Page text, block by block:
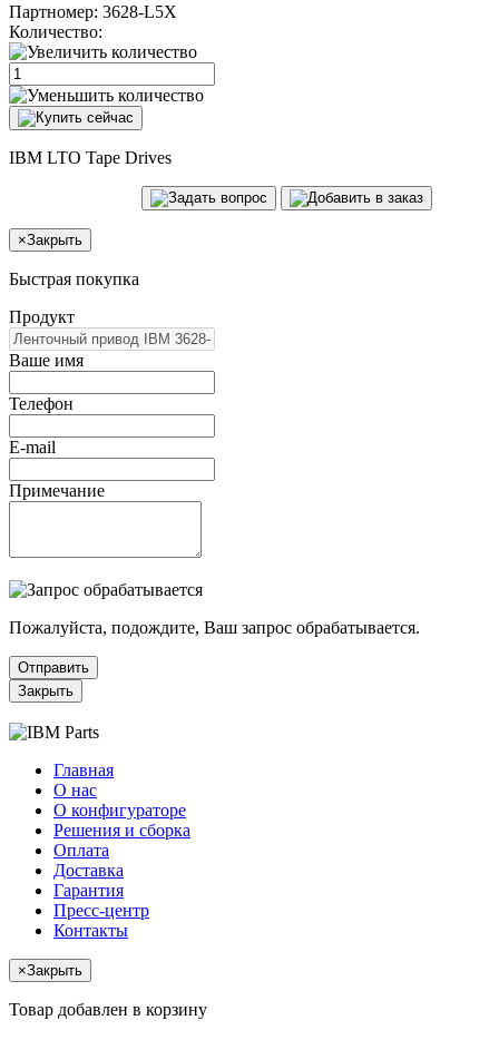
Партномер: 3628-L5X
Количество:
IBM LTO Tape Drives
×Закрыть
Быстрая покупка
Продукт
Ваше имя
Телефон
E-mail
Примечание
Пожалуйста, подождите, Ваш запрос обрабатывается.
Отправить
Закрыть
Главная
О нас
О конфигураторе
Решения и сборка
Оплата
Доставка
Гарантия
Пресс-центр
Контакты
×Закрыть
Товар добавлен в корзину